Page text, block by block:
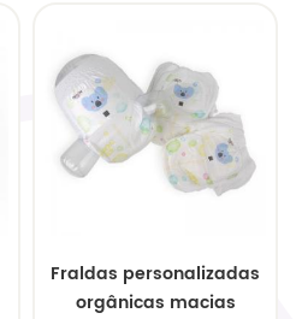
Fraldas personalizadas
orgânicas macias